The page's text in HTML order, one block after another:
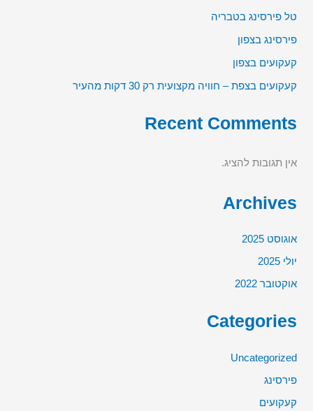
טל פירסינג בטבריה
פירסינג בצפון
קעקועים בצפון
קעקועים בצפת – חוויה מקצועית רק 30 דקות מהעיר
Recent Comments
אין תגובות להציג.
Archives
אוגוסט 2025
יולי 2025
אוקטובר 2022
Categories
Uncategorized
פירסינג
קעקועים